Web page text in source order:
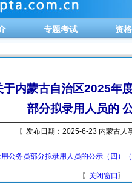
专题考试 资
于内蒙古自治区2025年
部分拟录用人员的
〖发布日期：2025-6-23 内蒙古人
公务员部分拟录用人员的公示（四）
〖 关闭窗口 〗